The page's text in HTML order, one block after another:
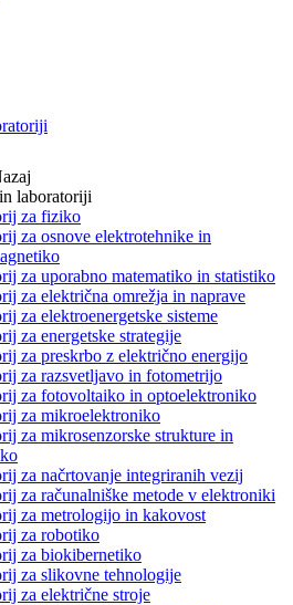
laboratoriji
za fiziko
za osnove elektrotehnike in
za uporabno matematiko in statistiko
za električna omrežja in naprave
za elektroenergetske sisteme
za energetske strategije
za preskrbo z električno energijo
za razsvetljavo in fotometrijo
za fotovoltaiko in optoelektroniko
za mikroelektroniko
za mikrosenzorske strukture in
za načrtovanje integriranih vezij
za računalniške metode v elektroniki
za metrologijo in kakovost
za robotiko
za biokibernetiko
za slikovne tehnologije
za električne stroje